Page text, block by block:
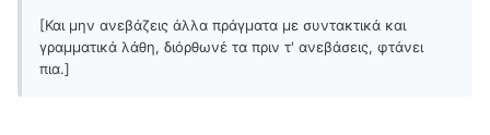
[Και μην ανεβάζεις άλλα πράγματα με συντακτικά και
γραμματικά λάθη, διόρθωνέ τα πριν τ' ανεβάσεις, φτάνει
πια.]